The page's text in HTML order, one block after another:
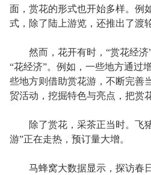
面，赏花的形式也开始多样。例
式，除了陆上游览，还推出了渡
然而，花开有时，“赏花经济”
“花经济”。例如，一些地方通过
些地方则借助赏花游，不断完善
贸活动，挖掘特色与亮点，把赏
除了赏花，采茶正当时。飞猪
游”正在走热，预订量大增。
马蜂窝大数据显示，探访春日